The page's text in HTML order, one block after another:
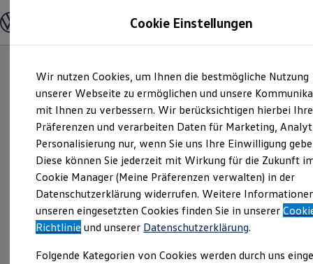
Hauptinhalt
springen
Footer
springen
Modelle und Konfigurator
Modelle vergleichen
Elektroautos
ENERGY Sondermodelle
Nutzfahrzeuge
SUV und CUV
Familienautos
Kombis
Kompaktwagen
Sportwagen
Schnell verfügbare Fahrzeuge
Angebote und Produkte
Aktuelle Angebote
E-Auto-Förderung
Volkswagen Marktplatz
Junge Gebrauchtwagen und Gebrauchtwagen
Cookie Einstellungen
Wir nutzen Cookies, um Ihnen die bestmögliche Nutzung
unserer Webseite zu ermöglichen und unsere
mit Ihnen zu verbessern. Wir berücksichtigen hierbei Ihre
Präferenzen und verarbeiten Daten für Marketing,
Personalisierung nur, wenn Sie uns Ihre Einwilligung
Diese können Sie jederzeit mit Wirkung für die Zukunft
Cookie Manager (Meine Präferenzen verwalten) in der
Datenschutzerklärung widerrufen. Weitere
unseren eingesetzten Cookies finden Sie in unserer
Richtlinie und unserer Datenschutzerklärung.
Folgende Kategorien von Cookies werden durch uns